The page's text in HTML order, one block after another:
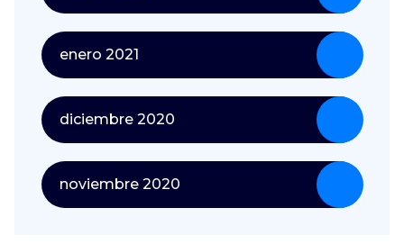
enero 2021
diciembre 2020
noviembre 2020